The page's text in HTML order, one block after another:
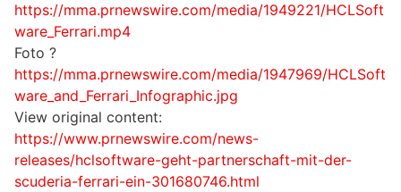
https://mma.prnewswire.com/media/1949221/HCLSoft
ware_Ferrari.mp4
Foto ?
https://mma.prnewswire.com/media/1947969/HCLSoft
ware_and_Ferrari_Infographic.jpg
View original content:
https://www.prnewswire.com/news-
releases/hclsoftware-geht-partnerschaft-mit-der-
scuderia-ferrari-ein-301680746.html